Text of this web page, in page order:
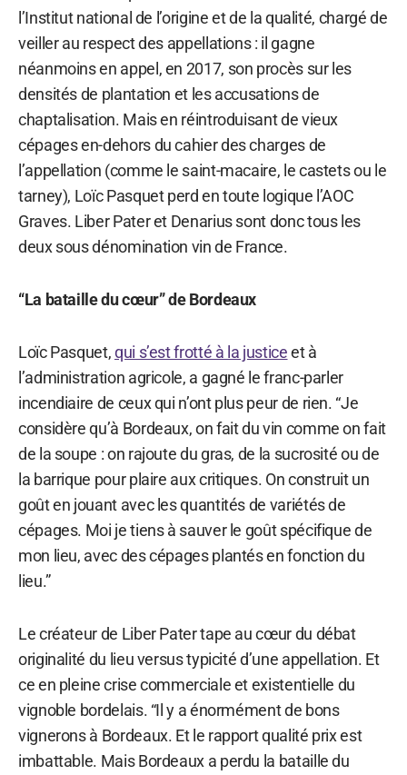
l’Institut national de l’origine et de la qualité, chargé de
veiller au respect des appellations : il gagne
néanmoins en appel, en 2017, son procès sur les
densités de plantation et les accusations de
chaptalisation. Mais en réintroduisant de vieux
cépages en-dehors du cahier des charges de
l’appellation (comme le saint-macaire, le castets ou le
tarney), Loïc Pasquet perd en toute logique l’AOC
Graves. Liber Pater et Denarius sont donc tous les
deux sous dénomination vin de France.
“La bataille du cœur” de Bordeaux
Loïc Pasquet,qui s’est frotté à la justiceet à
l’administration agricole, a gagné le franc-parler
incendiaire de ceux qui n’ont plus peur de rien. “Je
considère qu’à Bordeaux, on fait du vin comme on fait
de la soupe : on rajoute du gras, de la sucrosité ou de
la barrique pour plaire aux critiques. On construit un
goût en jouant avec les quantités de variétés de
cépages. Moi je tiens à sauver le goût spécifique de
mon lieu, avec des cépages plantés en fonction du
lieu.”
Le créateur de Liber Pater tape au cœur du débat
originalité du lieu versus typicité d’une appellation. Et
ce en pleine crise commerciale et existentielle du
vignoble bordelais. “Il y a énormément de bons
vignerons à Bordeaux. Et le rapport qualité prix est
imbattable. Mais Bordeaux a perdu la bataille du